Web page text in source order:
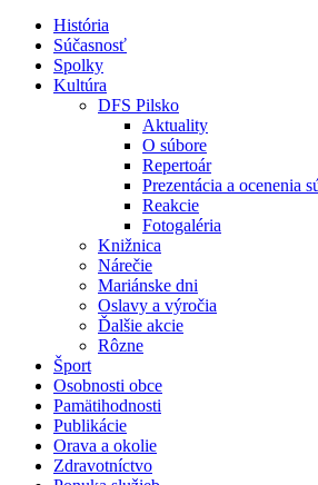
História
Súčasnosť
Spolky
Kultúra
DFS Pilsko
Aktuality
O súbore
Repertoár
Prezentácia a ocenenia
Reakcie
Fotogaléria
Knižnica
Nárečie
Mariánske dni
Oslavy a výročia
Ďalšie akcie
Rôzne
Šport
Osobnosti obce
Pamätihodnosti
Publikácie
Orava a okolie
Zdravotníctvo